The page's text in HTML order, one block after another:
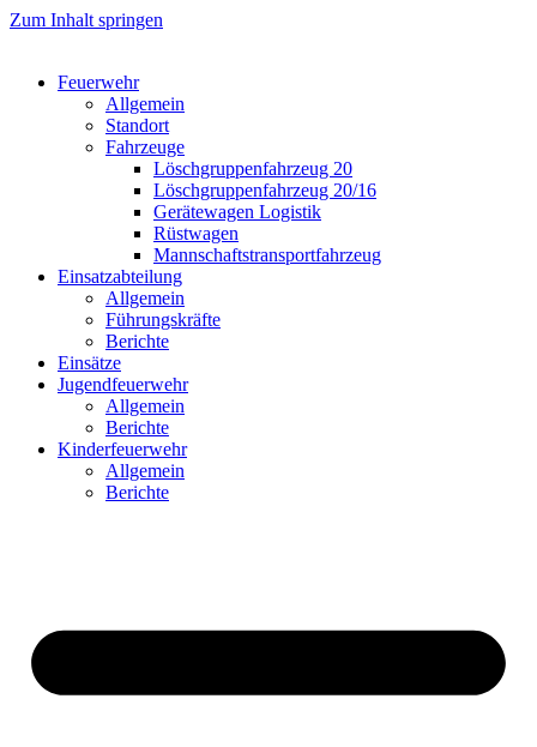
Zum Inhalt springen
Feuerwehr
Allgemein
Standort
Fahrzeuge
Löschgruppen­fahrzeug 20
Lösch­gruppen­fahrzeug 20/16
Geräte­wagen Logistik
Rüst­wagen
Mannschafts­transportfahrzeug
Einsatz­abteilung
Allgemein
Führungs­kräfte
Berichte
Einsätze
Jugend­feuerwehr
Allgemein
Berichte
Kinder­feuerwehr
Allgemein
Berichte